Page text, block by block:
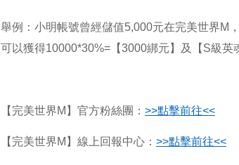
舉例：小明帳號曾經儲值5,000元在完美世界M
可以獲得10000*30%=【3000綁元】及【S級英
【完美世界M】官方粉絲團： >>點擊前往<<
【完美世界M】線上回報中心： >>點擊前往<<